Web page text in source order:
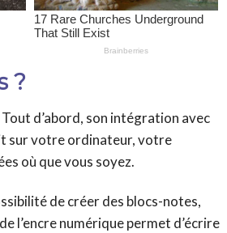
?
d’abord, son intégration avec
sur votre ordinateur, votre
où que vous soyez.
de créer des blocs-notes,
l’encre numérique permet d’écrire